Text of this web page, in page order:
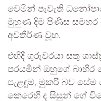
වෙමින් පැවැති
මුහුණ දිම පිණිස
අවතීර්ණ වූහ.
එහිදී ගුරුවරයා සතු
පරයමින් ඔහුගේ බාහිර
පැළඳුම, මුකරි බව සේම
කෙරෙහි ද සිසුන් ගේ